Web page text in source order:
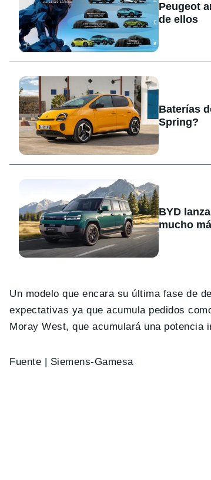
Peugeot
de ellos
Baterías
Spring?
BYD
mucho
Un modelo que encara su última fase de
expectativas ya que acumula pedidos
Moray West, que acumulará una potencia
Fuente | Siemens-Gamesa